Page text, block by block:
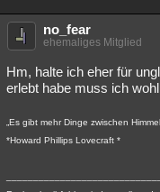
no_fear
ehemaliges Mitglied
Hm, halte ich eher für
erlebt habe muss ich
„Es gibt mehr Dinge zwischen
*Howard Phillips Lovecraft *